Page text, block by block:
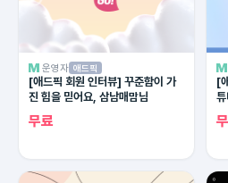
운영자 애드픽
[애드픽 회원 인터뷰] 꾸준함이 가
진 힘을 믿어요, 삼남매맘님
무료
[